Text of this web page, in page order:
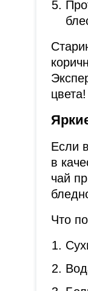
цвета!
Если
в
чай
Что